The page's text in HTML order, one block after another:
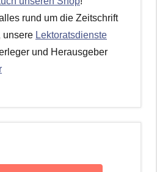
rund um die Zeitschrift
unsere Lektoratsdienste
und Herausgeber